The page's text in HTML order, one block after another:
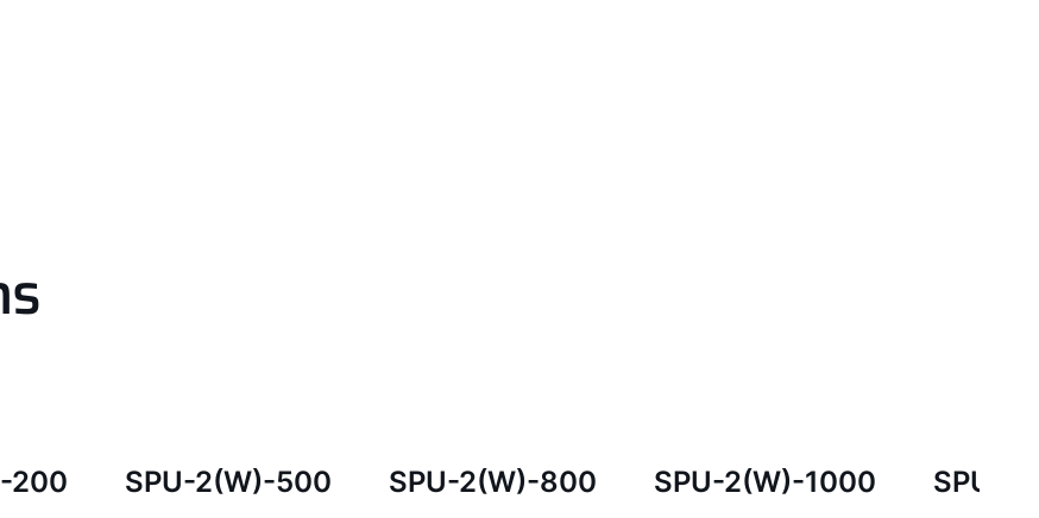
200 SPU-2(W)-500 SPU-2(W)-800 SPU-2(W)-1000 SPU-